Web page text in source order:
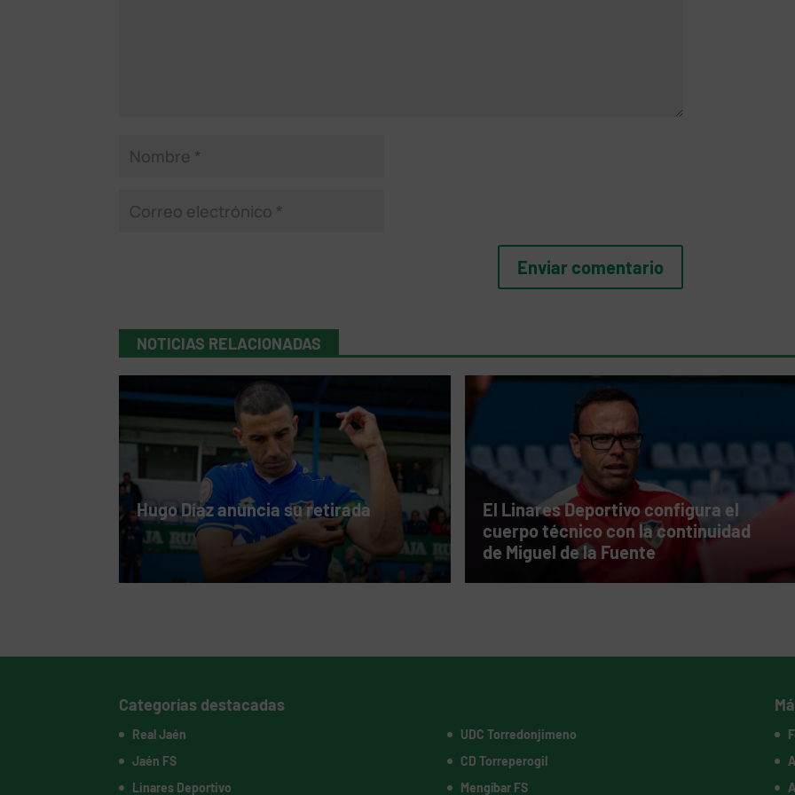
NOTICIAS RELACIONADAS
Hugo Díaz anuncia su retirada
El Linares Deportivo configura el
cuerpo técnico con la continuidad
de Miguel de la Fuente
Categorías destacadas
Real Jaén
Jaén FS
Linares Deportivo
UDC Torredonjimeno
CD Torreperogil
Mengíbar FS